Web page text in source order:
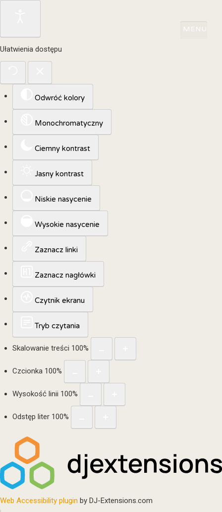
Ułatwienia dostępu
Odwróć kolory
Monochromatyczny
Ciemny kontrast
Jasny kontrast
Niskie nasycenie
Wysokie nasycenie
Zaznacz linki
Zaznacz nagłówki
Czytnik ekranu
Tryb czytania
Skalowanie treści 100%
Czcionka 100%
Wysokość linii 100%
Odstęp liter 100%
Web Accessibility plugin by DJ-Extensions.com